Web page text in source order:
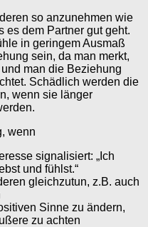
so anzunehmen wie
es dem Partner gut geht.
in geringem Ausmaß
sein, da man merkt,
man die Beziehung
Schädlich werden die
wenn sie länger
wenn
signalisiert: „Ich
und fühlst.“
gleichzutun, z.B. auch
Sinne zu ändern,
zu achten